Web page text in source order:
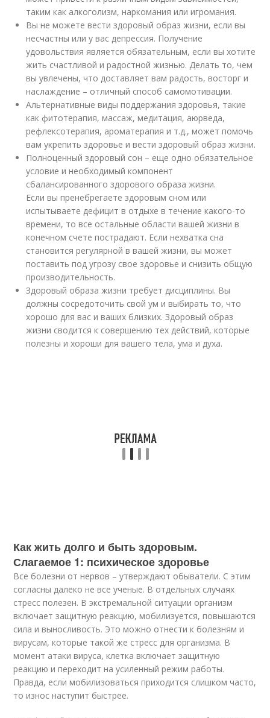
таким как алкоголизм, наркомания или игромания.
Вы не можете вести здоровый образ жизни, если вы
несчастны или у вас депрессия. Получение
удовольствия является обязательным, если вы хотите
жить счастливой и радостной жизнью. Делать то, чем
вы увлечены, что доставляет вам радость, восторг и
наслаждение – отличный способ самомотивации.
Альтернативные виды поддержания здоровья, такие
как фитотерапия, массаж, медитация, аюрведа,
рефлексотерапия, ароматерапия и т.д., может помочь
вам укрепить здоровье и вести здоровый образ жизни.
Полноценный здоровый сон – еще одно обязательное
условие и необходимый компонент
сбалансированного здорового образа жизни.
Если вы пренебрегаете здоровым сном или
испытываете дефицит в отдыхе в течение какого-то
времени, то все остальные области вашей жизни в
конечном счете пострадают. Если нехватка сна
становится регулярной в вашей жизни, вы может
поставить под угрозу свое здоровье и снизить общую
производительность.
Здоровый образа жизни требует дисциплины. Вы
должны сосредоточить свой ум и выбирать то, что
хорошо для вас и ваших близких. Здоровый образ
жизни сводится к совершению тех действий, которые
полезны и хороши для вашего тела, ума и духа.
Как жить долго и быть здоровым.
Слагаемое 1: психическое здоровье
Все болезни от нервов – утверждают обыватели. С этим
согласны далеко не все ученые. В отдельных случаях
стресс полезен. В экстремальной ситуации организм
включает защитную реакцию, мобилизуется, повышаются
сила и выносливость. Это можно отнести к болезням и
вирусам, которые такой же стресс для организма. В
момент атаки вируса, клетка включает защитную
реакцию и переходит на усиленный режим работы.
Правда, если мобилизоваться приходится слишком часто,
то износ наступит быстрее.